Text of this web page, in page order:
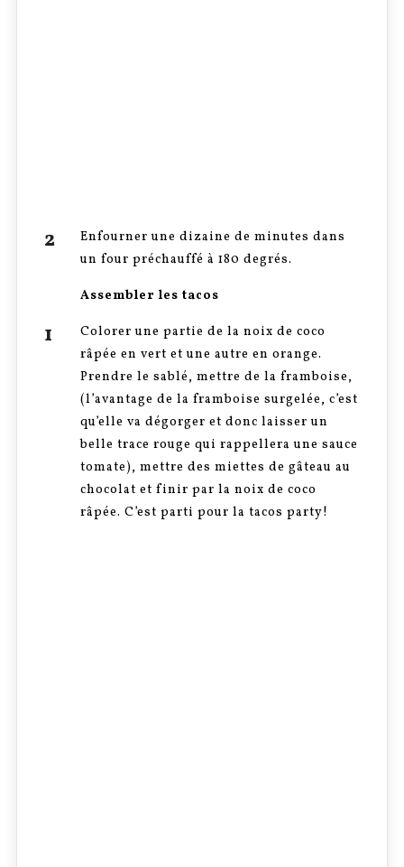
Enfourner une dizaine de minutes dans
un four préchauffé à 180 degrés.
Assembler les tacos
Colorer une partie de la noix de coco
râpée en vert et une autre en orange.
Prendre le sablé, mettre de la framboise,
(l’avantage de la framboise surgelée, c’est
qu’elle va dégorger et donc laisser un
belle trace rouge qui rappellera une sauce
tomate), mettre des miettes de gâteau au
chocolat et finir par la noix de coco
râpée. C’est parti pour la tacos party!